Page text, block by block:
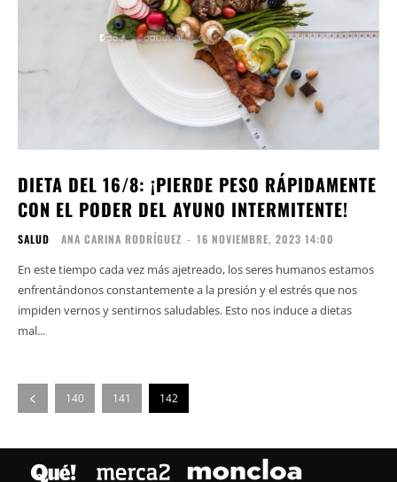
DIETA DEL 16/8: ¡PIERDE PESO RÁPIDAMENTE
CON EL PODER DEL AYUNO INTERMITENTE!
SALUD ANA CARINA RODRÍGUEZ - 16 NOVIEMBRE, 2023 14:00
En este tiempo cada vez más ajetreado, los seres humanos estamos
enfrentándonos constantemente a la presión y el estrés que nos
impiden vernos y sentirnos saludables. Esto nos induce a dietas
mal...
140 141 142